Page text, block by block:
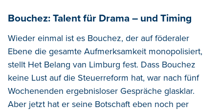
Bouchez: Talent für Drama – und Timing
Wieder einmal ist es Bouchez, der auf föderaler
Ebene die gesamte Aufmerksamkeit monopolisiert,
stellt Het Belang van Limburg fest. Dass Bouchez
keine Lust auf die Steuerreform hat, war nach fünf
Wochenenden ergebnisloser Gespräche glasklar.
Aber jetzt hat er seine Botschaft eben noch per